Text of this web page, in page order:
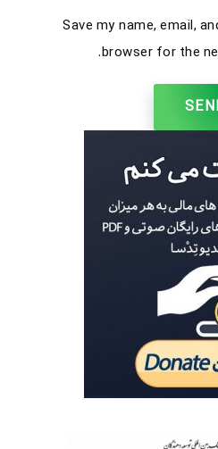
Save my name, email,
browser for the